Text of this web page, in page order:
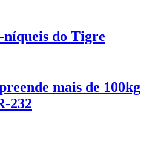
níqueis do Tigre
mais de 100kg
232